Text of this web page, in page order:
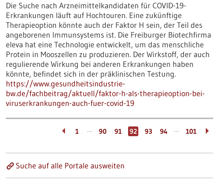
Die Suche nach Arzneimittelkandidaten für COVID-19-
Erkrankungen läuft auf Hochtouren. Eine zukünftige
Therapieoption könnte auch der Faktor H sein, der Teil des
angeborenen Immunsystems ist. Die Freiburger Biotechfirma
eleva hat eine Technologie entwickelt, um das menschliche
Protein in Mooszellen zu produzieren. Der Wirkstoff, der auch
regulierende Wirkung bei anderen Erkrankungen haben
könnte, befindet sich in der präklinischen Testung.
https://www.gesundheitsindustrie-
bw.de/fachbeitrag/aktuell/faktor-h-als-therapieoption-bei-
viruserkrankungen-auch-fuer-covid-19
1 … 90 91 92 93 94 … 101
Suche auf alle Portale ausweiten